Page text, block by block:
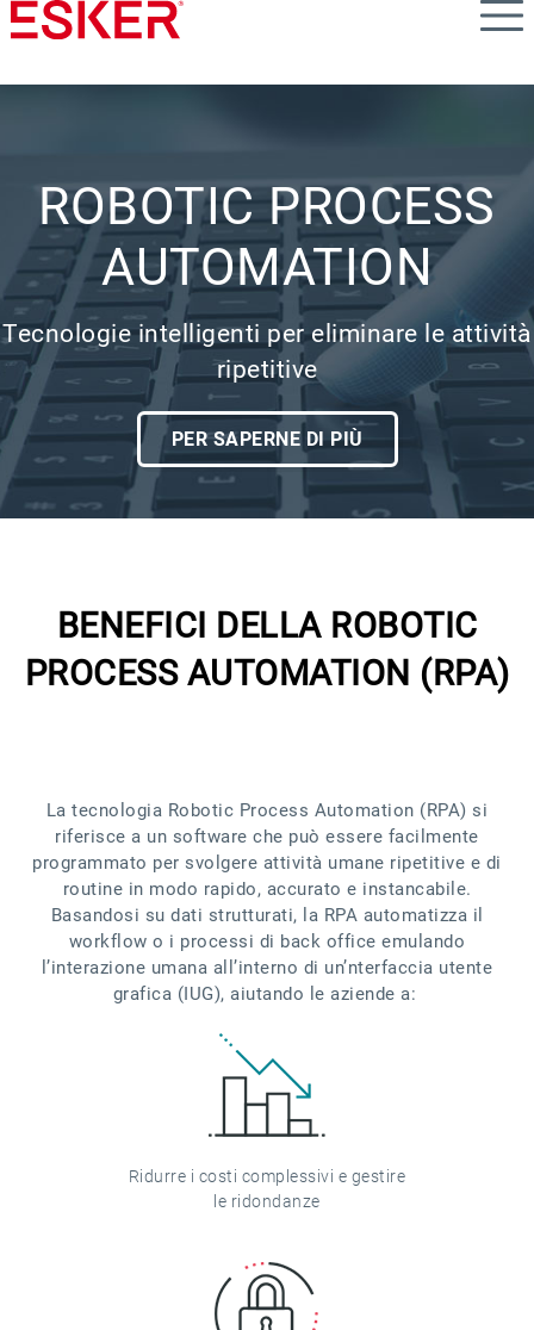
Skip
to
content
ROBOTIC PROCESS
AUTOMATION
Tecnologie intelligenti per eliminare le attività
ripetitive
PER SAPERNE DI PIÙ
BENEFICI DELLA ROBOTIC
PROCESS AUTOMATION (RPA)
La tecnologia Robotic Process Automation (RPA) si
riferisce a un software che può essere facilmente
programmato per svolgere attività umane ripetitive e di
routine in modo rapido, accurato e instancabile.
Basandosi su dati strutturati, la RPA automatizza il
workflow o i processi di back office emulando
l’interazione umana all’interno di un’nterfaccia utente
grafica (IUG), aiutando le aziende a:
Ridurre i costi complessivi e gestire
le ridondanze